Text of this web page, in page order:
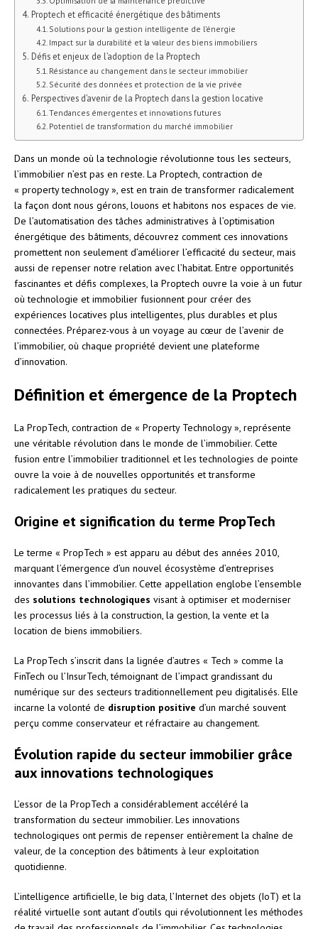
Proptech et efficacité énergétique des bâtiments
Solutions pour la gestion intelligente de l’énergie
Impact sur la durabilité et la valeur des biens immobiliers
Défis et enjeux de l’adoption de la Proptech
Résistance au changement dans le secteur immobilier
Sécurité des données et protection de la vie privée
Perspectives d’avenir de la Proptech dans la gestion locative
Tendances émergentes et innovations futures
Potentiel de transformation du marché immobilier
Dans un monde où la technologie révolutionne tous les secteurs,
l’immobilier n’est pas en reste. La Proptech, contraction de
« property technology », est en train de transformer radicalement
la façon dont nous gérons, louons et habitons nos espaces de vie.
De l’automatisation des tâches administratives à l’optimisation
énergétique des bâtiments, découvrez comment ces innovations
promettent non seulement d’améliorer l’efficacité du secteur, mais
aussi de repenser notre relation avec l’habitat. Entre opportunités
fascinantes et défis complexes, la Proptech ouvre la voie à un futur
où technologie et immobilier fusionnent pour créer des
expériences locatives plus intelligentes, plus durables et plus
connectées. Préparez-vous à un voyage au cœur de l’avenir de
l’immobilier, où chaque propriété devient une plateforme
d’innovation.
Définition et émergence de la Proptech
La PropTech, contraction de « Property Technology », représente
une véritable révolution dans le monde de l’immobilier. Cette
fusion entre l’immobilier traditionnel et les technologies de pointe
ouvre la voie à de nouvelles opportunités et transforme
radicalement les pratiques du secteur.
Origine et signification du terme PropTech
Le terme « PropTech » est apparu au début des années 2010,
marquant l’émergence d’un nouvel écosystème d’entreprises
innovantes dans l’immobilier. Cette appellation englobe l’ensemble
des solutions technologiques visant à optimiser et moderniser
les processus liés à la construction, la gestion, la vente et la
location de biens immobiliers.
La PropTech s’inscrit dans la lignée d’autres « Tech » comme la
FinTech ou l’InsurTech, témoignant de l’impact grandissant du
numérique sur des secteurs traditionnellement peu digitalisés. Elle
incarne la volonté de disruption positive d’un marché souvent
perçu comme conservateur et réfractaire au changement.
Évolution rapide du secteur immobilier grâce
aux innovations technologiques
L’essor de la PropTech a considérablement accéléré la
transformation du secteur immobilier. Les innovations
technologiques ont permis de repenser entièrement la chaîne de
valeur, de la conception des bâtiments à leur exploitation
quotidienne.
L’intelligence artificielle, le big data, l’Internet des objets (IoT) et la
réalité virtuelle sont autant d’outils qui révolutionnent les méthodes